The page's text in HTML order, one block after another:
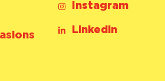
Instagram
Linkedin